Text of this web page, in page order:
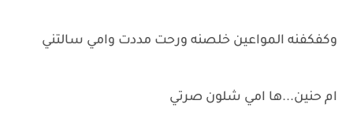
وكفكفنه المواعين خلصنه ورحت مددت وامي سالتني
ام حنين...ها امي شلون صرتي